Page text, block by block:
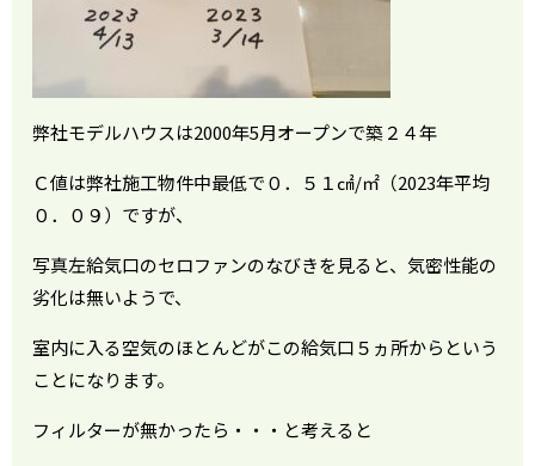
弊社モデルハウスは2000年5月オープンで築２４年
Ｃ値は弊社施工物件中最低で０．５１㎠/㎡（2023年平均
０．０９）ですが、
写真左給気口のセロファンのなびきを見ると、気密性能の
劣化は無いようで、
室内に入る空気のほとんどがこの給気口５ヵ所からという
ことになります。
フィルターが無かったら・・・と考えると